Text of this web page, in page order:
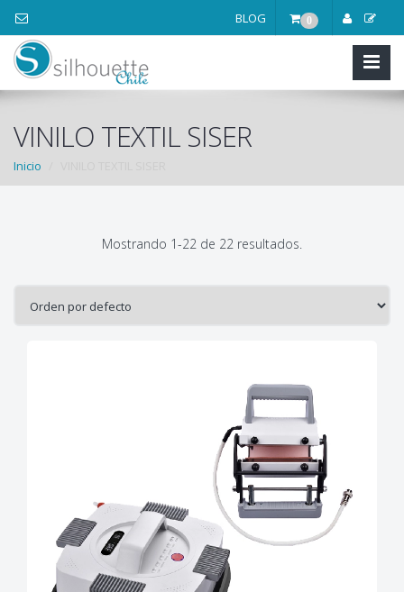
0
BLOG
VINILO TEXTIL SISER
Inicio
Mostrando 1-22 de 22 resultados.